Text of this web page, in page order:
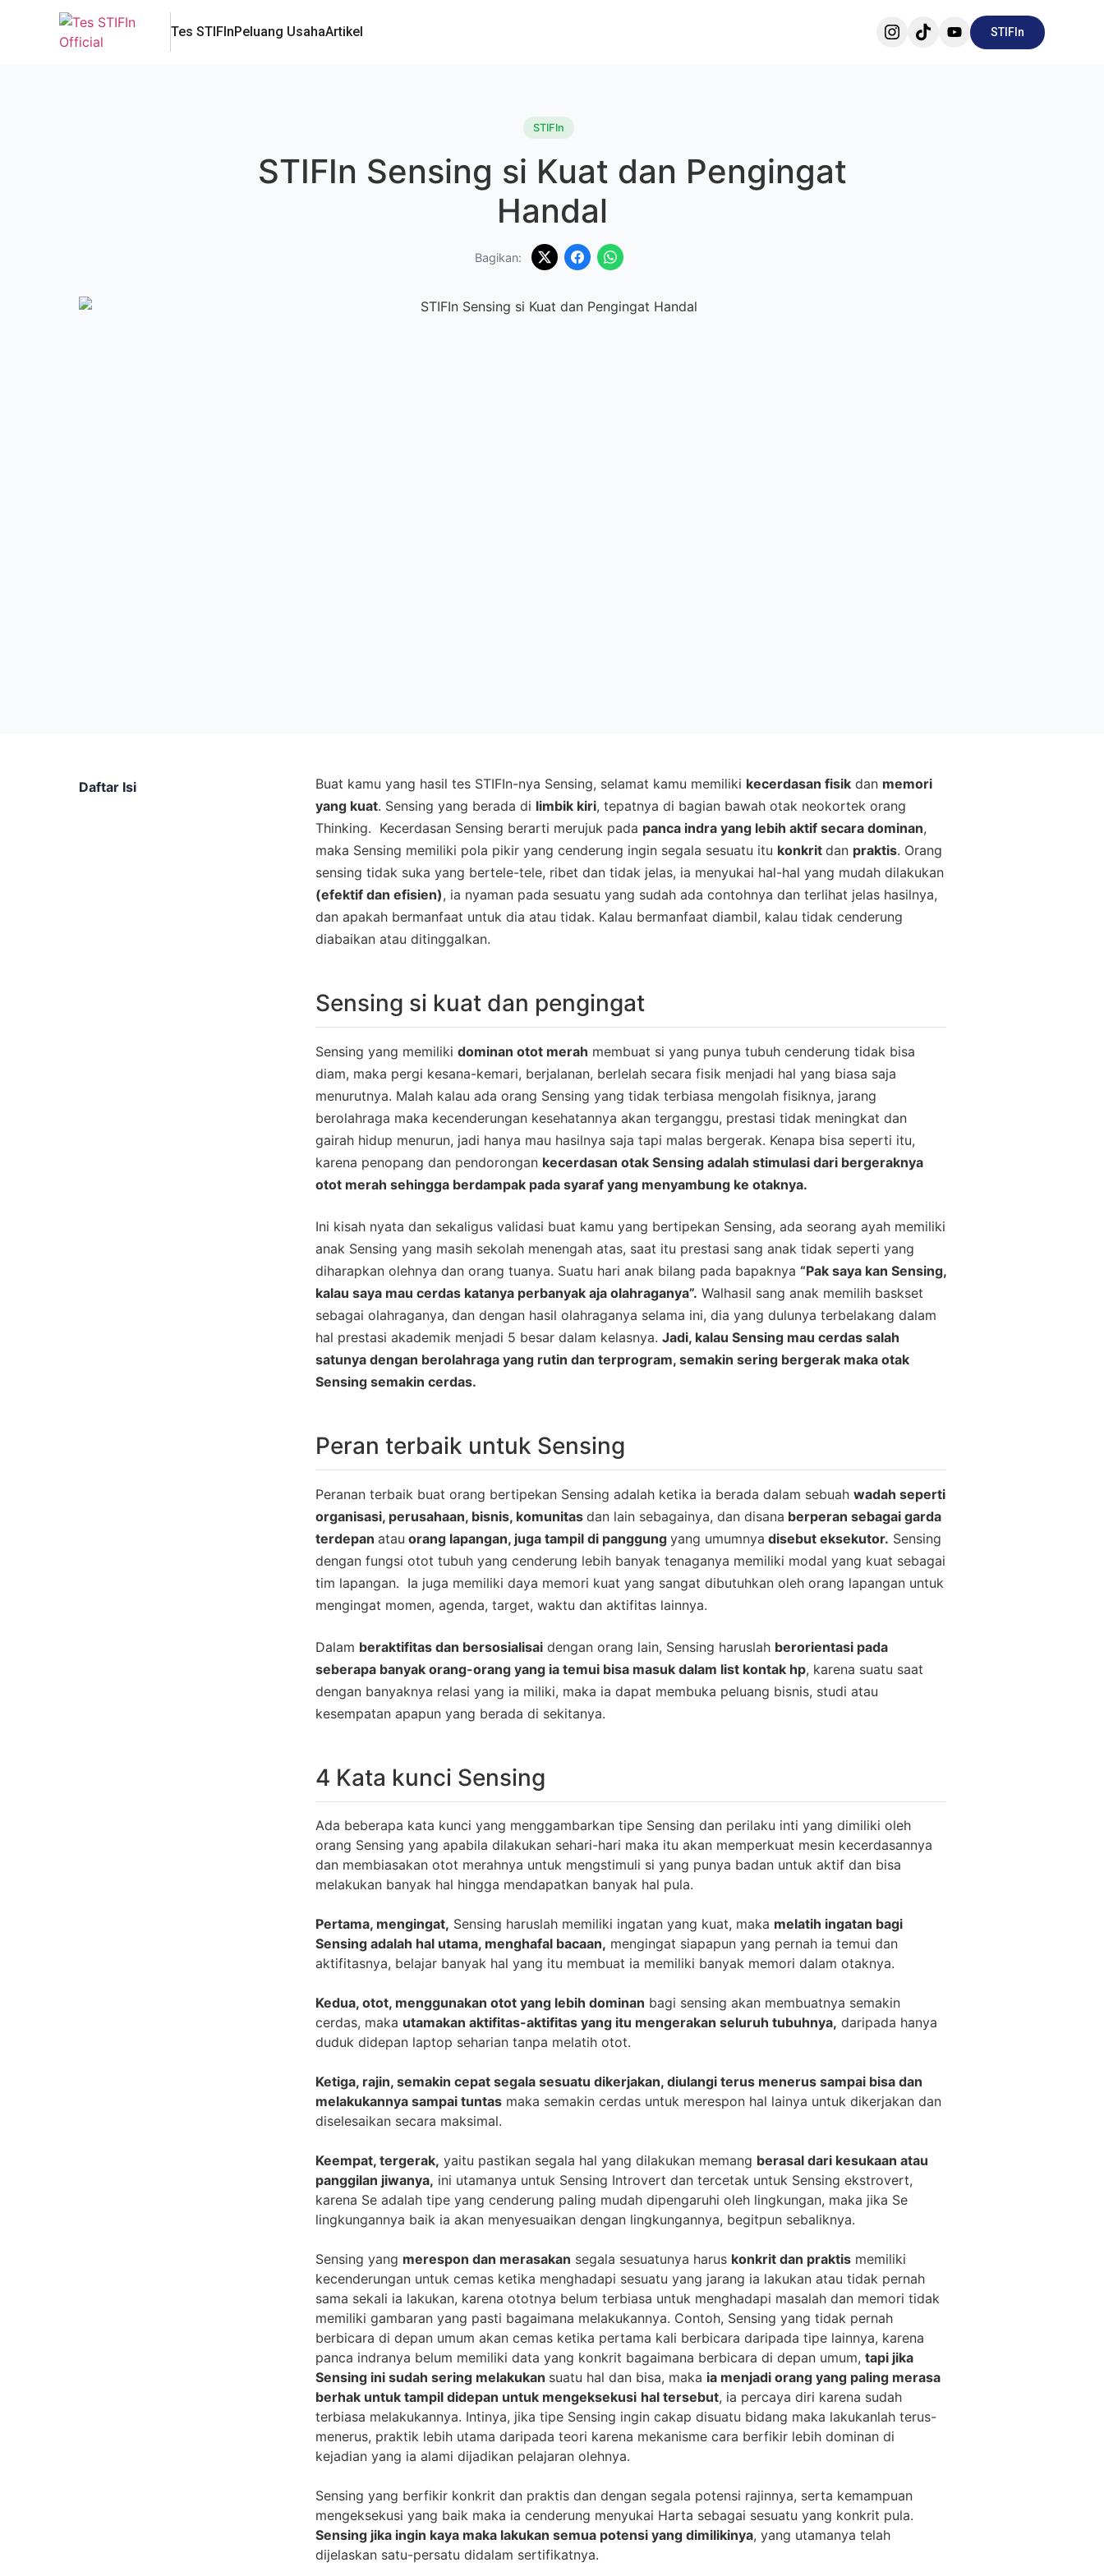
Tes STIFInPeluang UsahaArtikel STIFIn
STIFIn
STIFIn Sensing si Kuat dan Pengingat
Handal
Bagikan:
Daftar Isi Buat kamu yang hasil tes STIFIn-nya Sensing, selamat kamu memiliki kecerdasan fisik dan memori
yang kuat. Sensing yang berada di limbik kiri, tepatnya di bagian bawah otak neokortek orang
Thinking. Kecerdasan Sensing berarti merujuk pada panca indra yang lebih aktif secara dominan,
maka Sensing memiliki pola pikir yang cenderung ingin segala sesuatu itu konkrit dan praktis. Orang
sensing tidak suka yang bertele-tele, ribet dan tidak jelas, ia menyukai hal-hal yang mudah dilakukan
(efektif dan efisien), ia nyaman pada sesuatu yang sudah ada contohnya dan terlihat jelas hasilnya,
dan apakah bermanfaat untuk dia atau tidak. Kalau bermanfaat diambil, kalau tidak cenderung
diabaikan atau ditinggalkan.
Sensing si kuat dan pengingat
Sensing yang memiliki dominan otot merah membuat si yang punya tubuh cenderung tidak bisa
diam, maka pergi kesana-kemari, berjalanan, berlelah secara fisik menjadi hal yang biasa saja
menurutnya. Malah kalau ada orang Sensing yang tidak terbiasa mengolah fisiknya, jarang
berolahraga maka kecenderungan kesehatannya akan terganggu, prestasi tidak meningkat dan
gairah hidup menurun, jadi hanya mau hasilnya saja tapi malas bergerak. Kenapa bisa seperti itu,
karena penopang dan pendorongan kecerdasan otak Sensing adalah stimulasi dari bergeraknya
otot merah sehingga berdampak pada syaraf yang menyambung ke otaknya.
Ini kisah nyata dan sekaligus validasi buat kamu yang bertipekan Sensing, ada seorang ayah memiliki
anak Sensing yang masih sekolah menengah atas, saat itu prestasi sang anak tidak seperti yang
diharapkan olehnya dan orang tuanya. Suatu hari anak bilang pada bapaknya “Pak saya kan Sensing,
kalau saya mau cerdas katanya perbanyak aja olahraganya”. Walhasil sang anak memilih baskset
sebagai olahraganya, dan dengan hasil olahraganya selama ini, dia yang dulunya terbelakang dalam
hal prestasi akademik menjadi 5 besar dalam kelasnya. Jadi, kalau Sensing mau cerdas salah
satunya dengan berolahraga yang rutin dan terprogram, semakin sering bergerak maka otak
Sensing semakin cerdas.
Peran terbaik untuk Sensing
Peranan terbaik buat orang bertipekan Sensing adalah ketika ia berada dalam sebuah wadah seperti
organisasi, perusahaan, bisnis, komunitas dan lain sebagainya, dan disana berperan sebagai garda
terdepan atau orang lapangan, juga tampil di panggung yang umumnya disebut eksekutor. Sensing
dengan fungsi otot tubuh yang cenderung lebih banyak tenaganya memiliki modal yang kuat sebagai
tim lapangan. Ia juga memiliki daya memori kuat yang sangat dibutuhkan oleh orang lapangan untuk
mengingat momen, agenda, target, waktu dan aktifitas lainnya.
Dalam beraktifitas dan bersosialisai dengan orang lain, Sensing haruslah berorientasi pada
seberapa banyak orang-orang yang ia temui bisa masuk dalam list kontak hp, karena suatu saat
dengan banyaknya relasi yang ia miliki, maka ia dapat membuka peluang bisnis, studi atau
kesempatan apapun yang berada di sekitanya.
4 Kata kunci Sensing
Ada beberapa kata kunci yang menggambarkan tipe Sensing dan perilaku inti yang dimiliki oleh
orang Sensing yang apabila dilakukan sehari-hari maka itu akan memperkuat mesin kecerdasannya
dan membiasakan otot merahnya untuk mengstimuli si yang punya badan untuk aktif dan bisa
melakukan banyak hal hingga mendapatkan banyak hal pula.
Pertama, mengingat, Sensing haruslah memiliki ingatan yang kuat, maka melatih ingatan bagi
Sensing adalah hal utama, menghafal bacaan, mengingat siapapun yang pernah ia temui dan
aktifitasnya, belajar banyak hal yang itu membuat ia memiliki banyak memori dalam otaknya.
Kedua, otot, menggunakan otot yang lebih dominan bagi sensing akan membuatnya semakin
cerdas, maka utamakan aktifitas-aktifitas yang itu mengerakan seluruh tubuhnya, daripada hanya
duduk didepan laptop seharian tanpa melatih otot.
Ketiga, rajin, semakin cepat segala sesuatu dikerjakan, diulangi terus menerus sampai bisa dan
melakukannya sampai tuntas maka semakin cerdas untuk merespon hal lainya untuk dikerjakan dan
diselesaikan secara maksimal.
Keempat, tergerak, yaitu pastikan segala hal yang dilakukan memang berasal dari kesukaan atau
panggilan jiwanya, ini utamanya untuk Sensing Introvert dan tercetak untuk Sensing ekstrovert,
karena Se adalah tipe yang cenderung paling mudah dipengaruhi oleh lingkungan, maka jika Se
lingkungannya baik ia akan menyesuaikan dengan lingkungannya, begitpun sebaliknya.
Sensing yang merespon dan merasakan segala sesuatunya harus konkrit dan praktis memiliki
kecenderungan untuk cemas ketika menghadapi sesuatu yang jarang ia lakukan atau tidak pernah
sama sekali ia lakukan, karena ototnya belum terbiasa untuk menghadapi masalah dan memori tidak
memiliki gambaran yang pasti bagaimana melakukannya. Contoh, Sensing yang tidak pernah
berbicara di depan umum akan cemas ketika pertama kali berbicara daripada tipe lainnya, karena
panca indranya belum memiliki data yang konkrit bagaimana berbicara di depan umum, tapi jika
Sensing ini sudah sering melakukan suatu hal dan bisa, maka ia menjadi orang yang paling merasa
berhak untuk tampil didepan untuk mengeksekusi hal tersebut, ia percaya diri karena sudah
terbiasa melakukannya. Intinya, jika tipe Sensing ingin cakap disuatu bidang maka lakukanlah terus-
menerus, praktik lebih utama daripada teori karena mekanisme cara berfikir lebih dominan di
kejadian yang ia alami dijadikan pelajaran olehnya.
Sensing yang berfikir konkrit dan praktis dan dengan segala potensi rajinnya, serta kemampuan
mengeksekusi yang baik maka ia cenderung menyukai Harta sebagai sesuatu yang konkrit pula.
Sensing jika ingin kaya maka lakukan semua potensi yang dimilikinya, yang utamanya telah
dijelaskan satu-persatu didalam sertifikatnya.